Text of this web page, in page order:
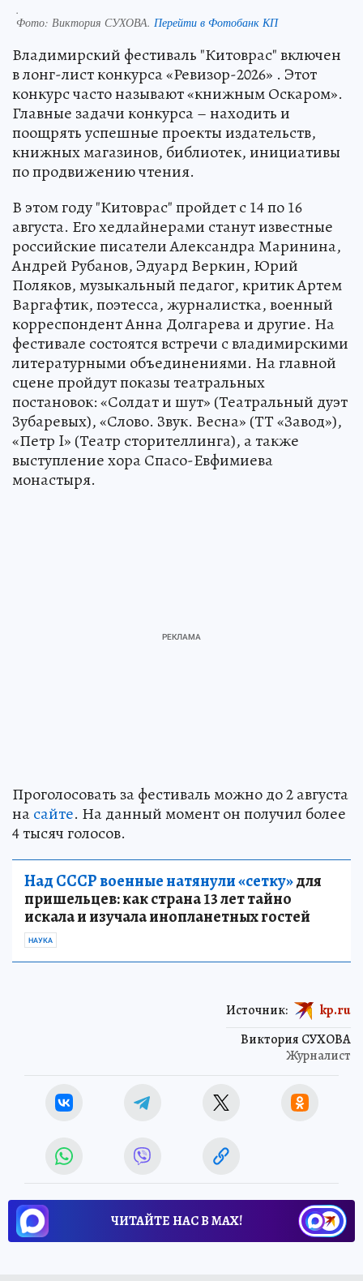
.
Фото: Виктория СУХОВА. Перейти в Фотобанк КП
Владимирский фестиваль "Китоврас" включен
в лонг-лист конкурса «Ревизор-2026» . Этот
конкурс часто называют «книжным Оскаром».
Главные задачи конкурса – находить и
поощрять успешные проекты издательств,
книжных магазинов, библиотек, инициативы
по продвижению чтения.
В этом году "Китоврас" пройдет с 14 по 16
августа. Его хедлайнерами станут известные
российские писатели Александра Маринина,
Андрей Рубанов, Эдуард Веркин, Юрий
Поляков, музыкальный педагог, критик Артем
Варгафтик, поэтесса, журналистка, военный
корреспондент Анна Долгарева и другие. На
фестивале состоятся встречи с владимирскими
литературными объединениями. На главной
сцене пройдут показы театральных
постановок: «Солдат и шут» (Театральный дуэт
Зубаревых), «Слово. Звук. Весна» (ТТ «Завод»),
«Петр I» (Театр сторителлинга), а также
выступление хора Спасо-Евфимиева
монастыря.
Проголосовать за фестиваль можно до 2 августа
насайте. На данный момент он получил более
4 тысяч голосов.
Над СССР военные натянули «сетку»для
пришельцев: как страна 13 лет тайно
искала и изучала инопланетных гостей
НАУКА
Виктория СУХОВА
Журналист
Источник: kp.ru
ЧИТАЙТЕ НАС В МАХ!